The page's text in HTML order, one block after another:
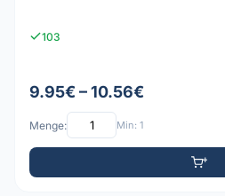
103
9.95€ – 10.56€
Menge: Min: 1